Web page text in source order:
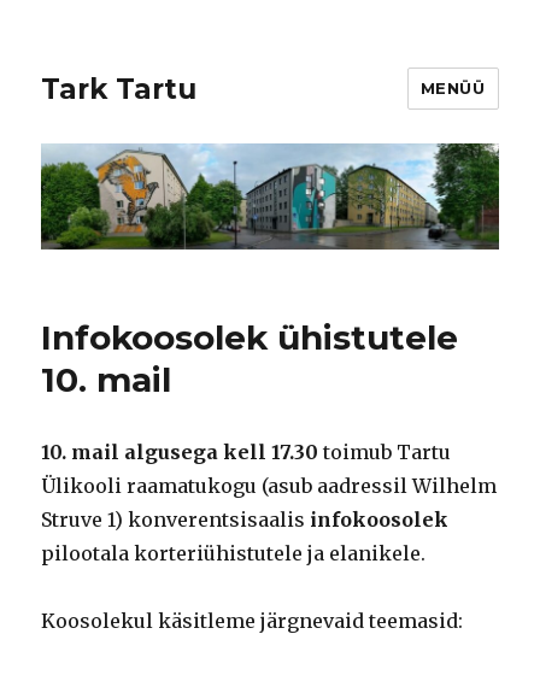
Tark Tartu MENÜÜ
Infokoosolek ühistutele
10. mail
10. mail algusega kell 17.30toimub Tartu
Ülikooli raamatukogu (asub aadressil Wilhelm
Struve 1) konverentsisaalis infokoosolek
pilootala korteriühistutele ja elanikele.
Koosolekul käsitleme järgnevaid teemasid: